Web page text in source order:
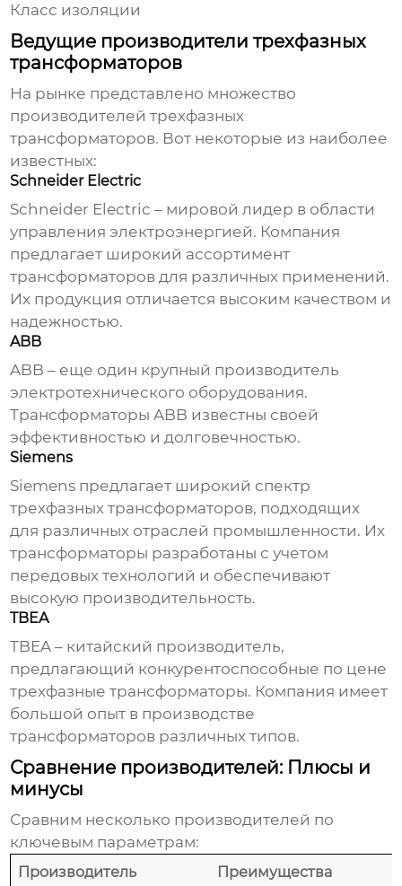
Класс изоляции
Ведущие производители трехфазных
трансформаторов
На рынке представлено множество
производителейтрехфазных
трансформаторов. Вот некоторые из наиболее
известных:
Schneider Electric
Schneider Electric – мировой лидер в области
управления электроэнергией. Компания
предлагает широкий ассортимент
трансформаторов для различных применений.
Их продукция отличается высоким качеством и
надежностью.
ABB
ABB – еще один крупный производитель
электротехнического оборудования.
Трансформаторы ABB известны своей
эффективностью и долговечностью.
Siemens
Siemens предлагает широкий спектр
трехфазных трансформаторов, подходящих
для различных отраслей промышленности. Их
трансформаторы разработаны с учетом
передовых технологий и обеспечивают
высокую производительность.
TBEA
TBEA – китайский производитель,
предлагающий конкурентоспособные по цене
трехфазные трансформаторы. Компания имеет
большой опыт в производстве
трансформаторов различных типов.
Сравнение производителей: Плюсы и
минусы
Сравним несколько производителей по
ключевым параметрам:
Производитель Преимущества